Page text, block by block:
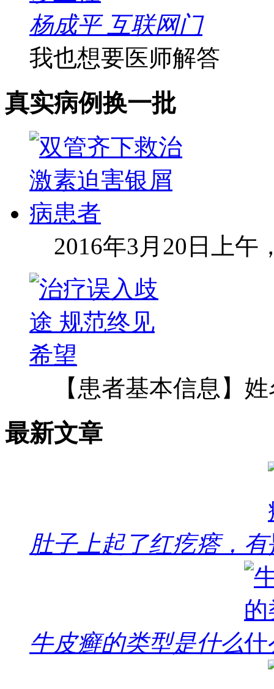
杨成平 互联网门
我也想要医师解答
真实病例换一批
2016年3月20日上午
【患者基本信息】
最新文章
肚子上起了红疙瘩，有
牛皮癣的类型是什么